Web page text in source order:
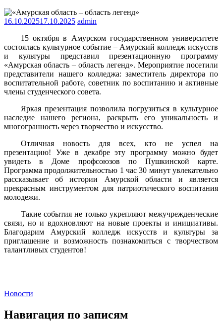
16.10.202517.10.2025 admin
15 октября в Амурском государственном университете
состоялась культурное событие – Амурский колледж искусств
и культуры представил презентационную программу
«Амурская область – область легенд». Мероприятие посетили
представители нашего колледжа: заместитель директора по
воспитательной работе, советник по воспитанию и активные
члены студенческого совета.
Яркая презентация позволила погрузиться в культурное
наследие нашего региона, раскрыть его уникальность и
многогранность через творчество и искусство.
Отличная новость для всех, кто не успел на
презентацию! Уже в декабре эту программу можно будет
увидеть в Доме профсоюзов по Пушкинской карте.
Программа продолжительностью 1 час 30 минут увлекательно
рассказывает об истории Амурской области и является
прекрасным инструментом для патриотического воспитания
молодежи.
Такие события не только укрепляют межучрежденческие
связи, но и вдохновляют на новые проекты и инициативы.
Благодарим Амурский колледж искусств и культуры за
приглашение и возможность познакомиться с творчеством
талантливых студентов!
Новости
Навигация по записям